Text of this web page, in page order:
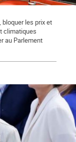
bloquer les prix et
climatiques
au Parlement